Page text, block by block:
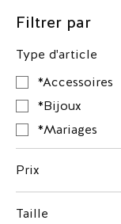
Filtrer par
Type d'article
*Accessoires
*Bijoux
*Mariages
Prix
140 €
Taille